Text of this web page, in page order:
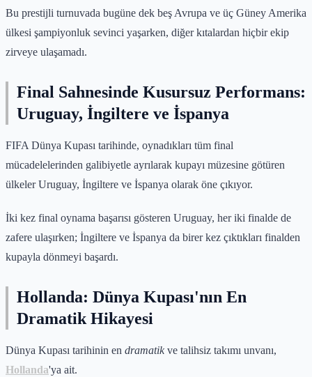
Bu prestijli turnuvada bugüne dek beş Avrupa ve üç Güney Amerika
ülkesi şampiyonluk sevinci yaşarken, diğer kıtalardan hiçbir ekip
zirveye ulaşamadı.
Final Sahnesinde Kusursuz Performans:
Uruguay, İngiltere ve İspanya
FIFA Dünya Kupası tarihinde, oynadıkları tüm final
mücadelelerinden galibiyetle ayrılarak kupayı müzesine götüren
ülkeler Uruguay, İngiltere ve İspanya olarak öne çıkıyor.
İki kez final oynama başarısı gösteren Uruguay, her iki finalde de
zafere ulaşırken; İngiltere ve İspanya da birer kez çıktıkları finalden
kupayla dönmeyi başardı.
Hollanda: Dünya Kupası'nın En
Dramatik Hikayesi
Dünya Kupası tarihinin en dramatikve talihsiz takımı unvanı,
Hollanda'ya ait.